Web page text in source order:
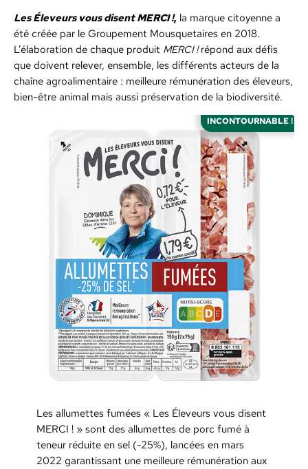
Les Éleveurs vous disent MERCI !, la marque citoyenne a
été créée par le Groupement Mousquetaires en 2018.
L’élaboration de chaque produit MERCI !répond aux défis
que doivent relever, ensemble, les différents acteurs de la
chaîne agroalimentaire : meilleure rémunération des éleveurs,
bien-être animal mais aussi préservation de la biodiversité.
INCONTOURNABLE !
Les allumettes fumées « Les Éleveurs vous disent
MERCI ! » sont des allumettes de porc fumé à
teneur réduite en sel (-25%), lancées en mars
2022 garantissant une meilleure rémunération aux